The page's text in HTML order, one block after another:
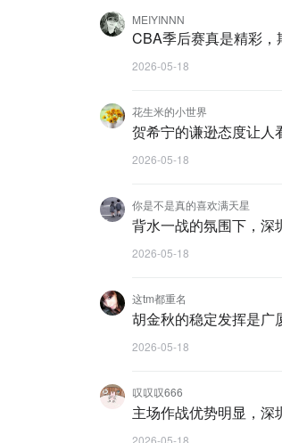
MEIYINNN
CBA季后赛真是精彩，
2026-05-18
花生米的小世界
贺希宁的谦逊态度让人
2026-05-18
你是不是真的喜欢满天星
背水一战的氛围下，深
2026-05-18
这tm都重名
胡金秋的稳定发挥是广
2026-05-18
叹叹叹666
主场作战优势明显，深
2026-05-18